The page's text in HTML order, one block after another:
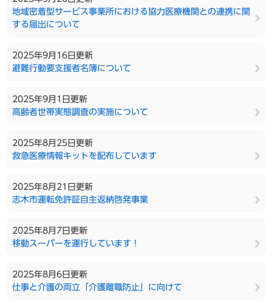
地域密着型サービス事業所における協力医療機関との連携に関
する届出について
2025年9月16日更新
避難行動要支援者名簿について
2025年9月1日更新
高齢者世帯実態調査の実施について
2025年8月25日更新
救急医療情報キットを配布しています
2025年8月21日更新
志木市運転免許証自主返納啓発事業
2025年8月7日更新
移動スーパーを運行しています！
2025年8月6日更新
仕事と介護の両立「介護離職防止」に向けて